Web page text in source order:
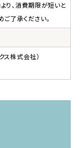
り、消費期限が短いと
了承ください。
ス株式会社）